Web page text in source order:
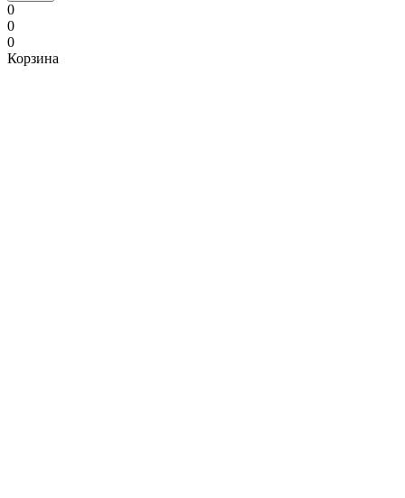
0
0
0
Корзина